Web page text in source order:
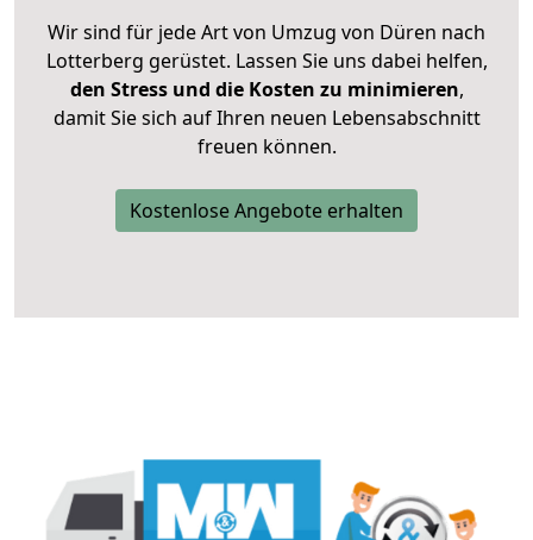
Wir sind für jede Art von Umzug von Düren nach
Lotterberg gerüstet. Lassen Sie uns dabei helfen,
den Stress und die Kosten zu minimieren,
damit Sie sich auf Ihren neuen Lebensabschnitt
freuen können.
Kostenlose Angebote erhalten